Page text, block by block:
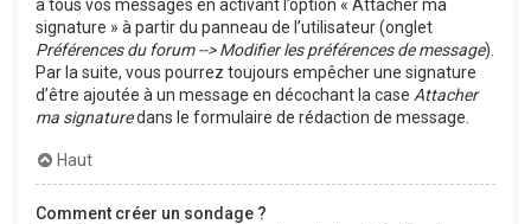
à tous vos messages en activant l’option « Attacher ma
signature » à partir du panneau de l’utilisateur (onglet
Préférences du forum --> Modifier les préférences de message).
Par la suite, vous pourrez toujours empêcher une signature
d’être ajoutée à un message en décochant la case Attacher
ma signaturedans le formulaire de rédaction de message.
Haut
Comment créer un sondage ?